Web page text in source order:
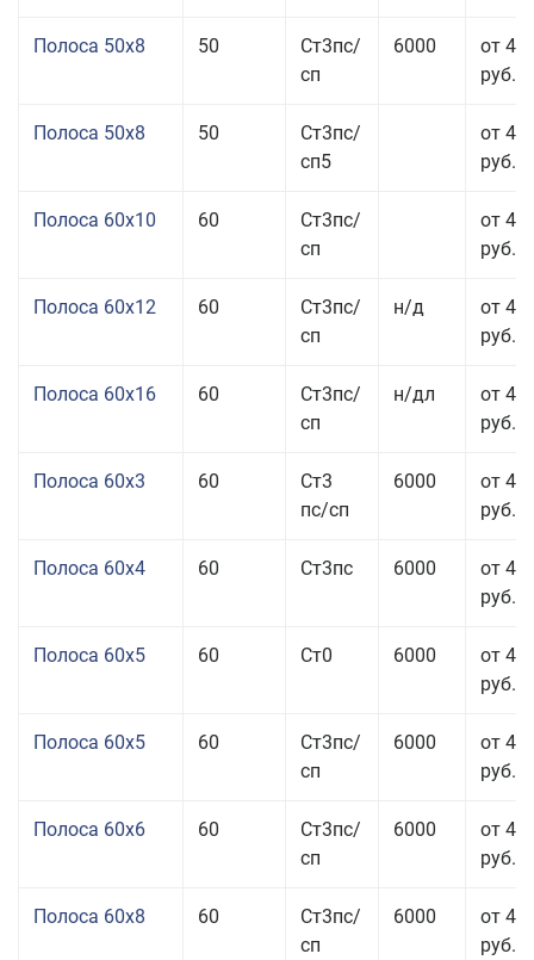
Полоса 50x8 50
Ст3пс/
сп
6000
от 43
руб.
Полоса 50x8 50
Ст3пс/
сп5
от 43
руб.
Полоса 60x10 60
Ст3пс/
сп
от 42
руб.
Полоса 60x12 60
Ст3пс/
сп
н/д
от 46
руб.
Полоса 60x16 60
Ст3пс/
сп
н/дл
от 48
руб.
Полоса 60x3 60
Ст3
пс/сп
6000
от 46
руб.
Полоса 60x4 60 Ст3пс 6000
от 45
руб.
Полоса 60x5 60 Ст0 6000
от 43
руб.
Полоса 60x5 60
Ст3пс/
сп
6000
от 43
руб.
Полоса 60x6 60
Ст3пс/
сп
6000
от 42
руб.
Полоса 60x8 60
Ст3пс/
сп
6000
от 42
руб.